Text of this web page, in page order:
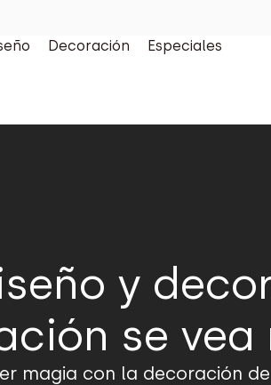
Decoración Especiales
y
se vea
magia con la decoración